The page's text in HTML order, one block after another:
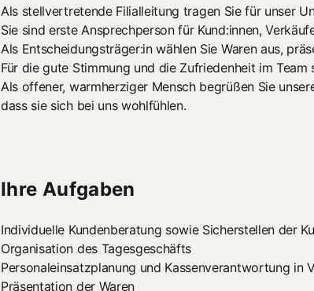
Als stellvertretende Filialleitung tragen Sie für unser
Sie sind erste Ansprechperson für Kund:innen,
Als Entscheidungsträger:in wählen Sie Waren aus,
Für die gute Stimmung und die Zufriedenheit im
Als offener, warmherziger Mensch begrüßen Sie
dass sie sich bei uns wohlfühlen.
Ihre Aufgaben
Individuelle Kundenberatung sowie Sicherstellen der
Organisation des Tagesgeschäfts
Personaleinsatzplanung und Kassenverantwortung in
Präsentation der Waren